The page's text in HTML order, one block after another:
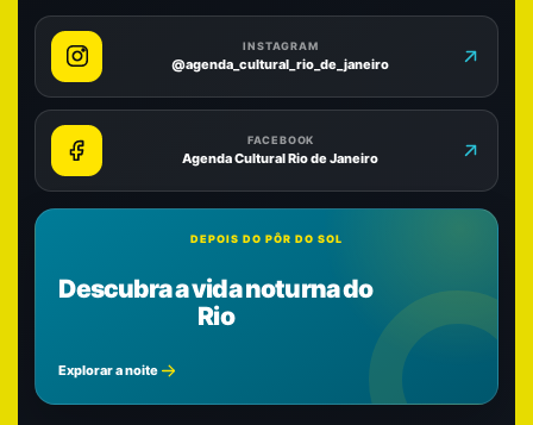
INSTAGRAM
@agenda_cultural_rio_de_janeiro
FACEBOOK
Agenda Cultural Rio de Janeiro
DEPOIS DO PÔR DO SOL
Descubra a vida noturna do
Rio
Explorar a noite